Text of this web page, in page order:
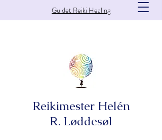
Guidet Reiki Healing
Reikimester Helén
R. Løddesøl